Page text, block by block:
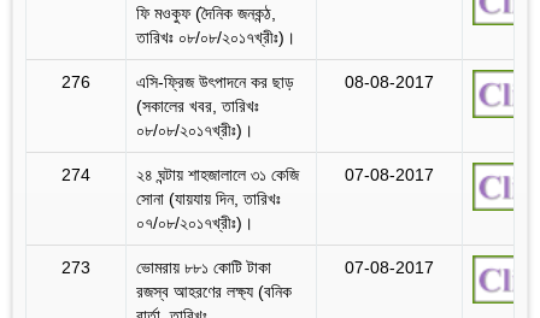
ফি মওকুফ (দৈনিক জনকন্ঠ,
তারিখঃ ০৮/০৮/২০১৭খ্রীঃ)।
276
এসি-ফ্রিজ উৎপাদনে কর ছাড়
(সকালের খবর, তারিখঃ
০৮/০৮/২০১৭খ্রীঃ)।
08-08-2017
274
২৪ ঘন্টায় শাহজালালে ৩১ কেজি
সোনা (যায়যায় দিন, তারিখঃ
০৭/০৮/২০১৭খ্রীঃ)।
07-08-2017
273
ভোমরায় ৮৮১ কোটি টাকা
রজস্ব আহরণের লক্ষ্য (বনিক
07-08-2017